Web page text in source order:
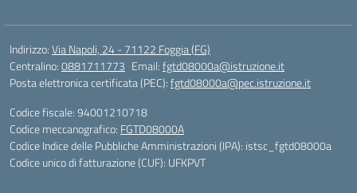
Indirizzo:Via Napoli, 24 - 71122 Foggia (FG)
Centralino:0881711773 Email:fgtd08000a@istruzione.it
Posta elettronica certificata (PEC):fgtd08000a@pec.istruzione.it
Codice fiscale: 94001210718
Codice meccanografico: FGTD08000A
Codice Indice delle Pubbliche Amministrazioni (IPA): istsc_fgtd08000a
Codice unico di fatturazione (CUF): UFKPVT